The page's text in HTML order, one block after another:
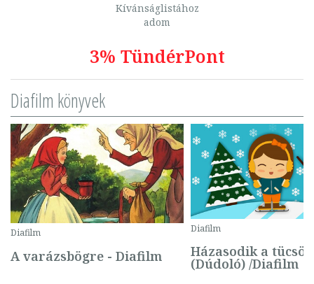
Kívánságlistához
adom
3% TündérPont
Diafilm könyvek
Diafilm
A varázsbögre - Diafilm
Diafilm
Házasodik a tücsök
(Dúdoló) /Diafilm